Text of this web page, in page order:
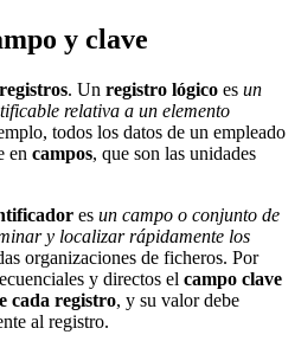
y clave
registros. Un registro lógico es un
relativa a un elemento
todos los datos de un empleado
en campos, que son las unidades
es un campo o conjunto de
y localizar rápidamente los
organizaciones de ficheros. Por
y directos el campo clave
cada registro, y su valor debe
al registro.